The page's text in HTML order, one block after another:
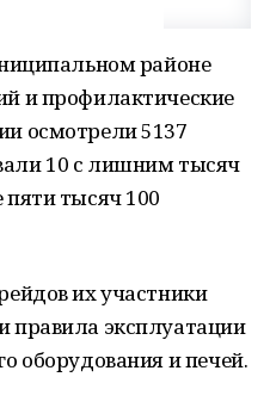
районе
и профилактические
осмотрели 5137
10 с лишним тысяч
пяти тысяч 100
их участники
правила эксплуатации
оборудования и печей.